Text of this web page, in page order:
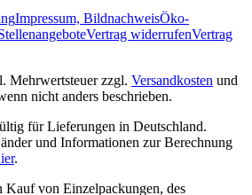
Impressum, BildnachweisÖko‐
Vertrag widerrufenVertrag
Mehrwertsteuer zzgl. Versandkosten und
nicht anders beschrieben.
für Lieferungen in Deutschland.
und Informationen zur Berechnung
.
Kauf von Einzelpackungen, des